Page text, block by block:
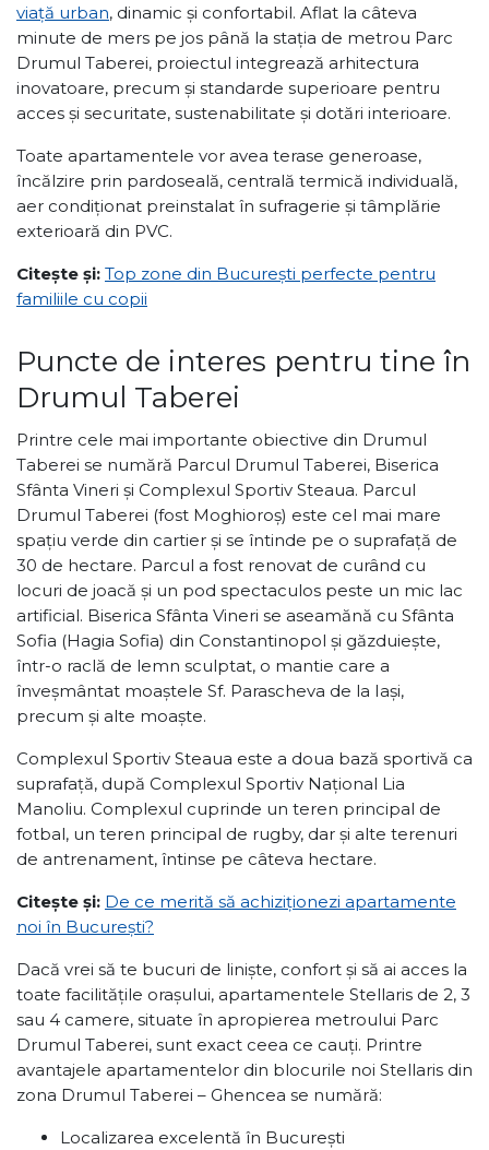
viață urban, dinamic și confortabil. Aflat la câteva
minute de mers pe jos până la stația de metrou Parc
Drumul Taberei, proiectul integrează arhitectura
inovatoare, precum și standarde superioare pentru
acces și securitate, sustenabilitate și dotări interioare.
Toate apartamentele vor avea terase generoase,
încălzire prin pardoseală, centrală termică individuală,
aer condiționat preinstalat în sufragerie și tâmplărie
exterioară din PVC.
Citește și: Top zone din București perfecte pentru
familiile cu copii
Puncte de interes pentru tine în
Drumul Taberei
Printre cele mai importante obiective din Drumul
Taberei se numără Parcul Drumul Taberei, Biserica
Sfânta Vineri și Complexul Sportiv Steaua. Parcul
Drumul Taberei (fost Moghioroș) este cel mai mare
spațiu verde din cartier și se întinde pe o suprafață de
30 de hectare. Parcul a fost renovat de curând cu
locuri de joacă și un pod spectaculos peste un mic lac
artificial. Biserica Sfânta Vineri se aseamănă cu Sfânta
Sofia (Hagia Sofia) din Constantinopol și găzduiește,
într-o raclă de lemn sculptat, o mantie care a
înveșmântat moaștele Sf. Parascheva de la Iași,
precum și alte moaște.
Complexul Sportiv Steaua este a doua bază sportivă ca
suprafață, după Complexul Sportiv Național Lia
Manoliu. Complexul cuprinde un teren principal de
fotbal, un teren principal de rugby, dar și alte terenuri
de antrenament, întinse pe câteva hectare.
Citește și: De ce merită să achiziționezi apartamente
noi în București?
Dacă vrei să te bucuri de liniște, confort și să ai acces la
toate facilitățile orașului, apartamentele Stellaris de 2, 3
sau 4 camere, situate în apropierea metroului Parc
Drumul Taberei, sunt exact ceea ce cauți. Printre
avantajele apartamentelor din blocurile noi Stellaris din
zona Drumul Taberei – Ghencea se numără:
Localizarea excelentă în București